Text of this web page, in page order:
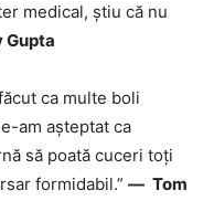
medical, știu că nu
Gupta
ca multe boli
am așteptat ca
să poată cuceri toți
formidabil.” — Tom